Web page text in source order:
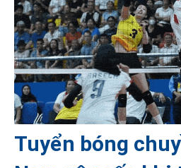
Tuyển bóng